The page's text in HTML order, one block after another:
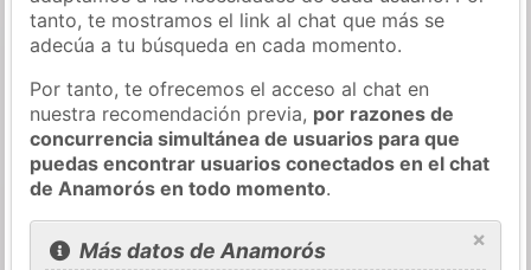
tanto, te mostramos el link al chat que más se
adecúa a tu búsqueda en cada momento.
Por tanto, te ofrecemos el acceso al chat en
nuestra recomendación previa, por razones de
concurrencia simultánea de usuarios para que
puedas encontrar usuarios conectados en el chat
de Anamorós en todo momento.
×
Más datos de Anamorós